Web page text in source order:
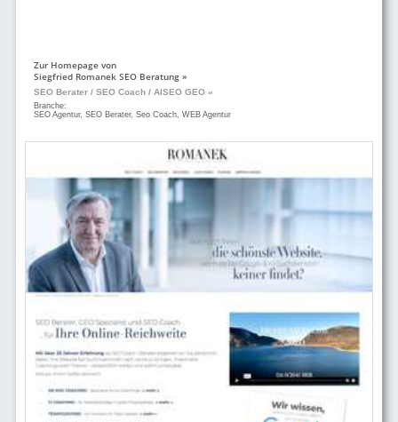
Zur Homepage von
Siegfried Romanek SEO Beratung »
SEO Berater / SEO Coach / AISEO GEO »
Branche:
SEO Agentur, SEO Berater, Seo Coach, WEB Agentur